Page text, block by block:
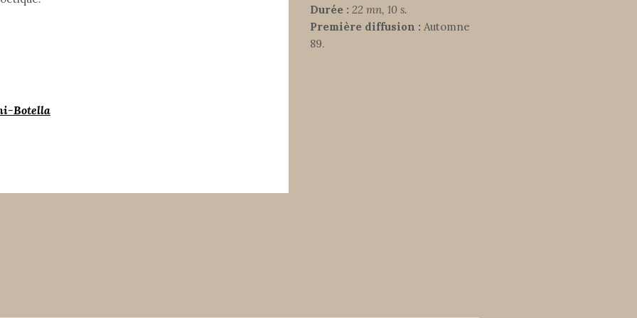
Botella
Durée : 22 mn, 10 s.
Première diffusion : Automne
89.